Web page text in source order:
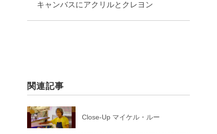
キャンバスにアクリルとクレヨン
関連記事
Close-Up マイケル・ルー